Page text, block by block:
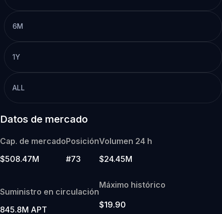
6M
1Y
ALL
Datos de mercado
Cap. de mercado
$508.47M
Posición
#73
Volumen 24 h
$24.45M
Suministro en circulación
845.8M APT
Máximo histórico
$19.90